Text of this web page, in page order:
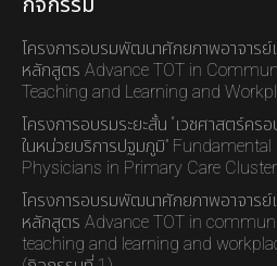
โครงการอบรมพัฒนาศักยภาพอาจาร
หลักสูตร Advance TOT in
Teaching and Learning and
โครงการอบรมระยะสั้น “เวชศาสตร์ค
ในหน่วยบริการปฐมภูมิ”
Physicians in Primary Care
โครงการอบรมพัฒนาศักยภาพอาจาร
หลักสูตร Advance TOT in
teaching and learning and